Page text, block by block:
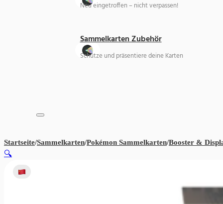
Neu eingetroffen – nicht verpassen!
Sammelkarten Zubehör
Schütze und präsentiere deine Karten
Startseite/Sammelkarten/Pokémon Sammelkarten/Booster &
🔍